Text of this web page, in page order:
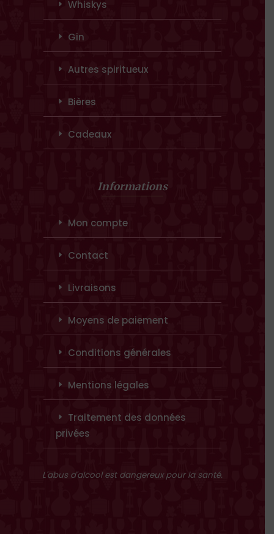
Whiskys
Gin
Autres spiritueux
Bières
Cadeaux
Informations
Mon compte
Contact
Livraisons
Moyens de paiement
Conditions générales
Mentions légales
Traitement des données
privées
L'abus d'alcool est dangereux pour la santé.